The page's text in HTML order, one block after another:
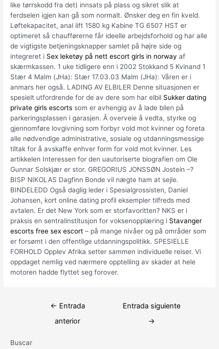
like tørrskodd fra det) innsats på plass og sikret slik at
ferdselen igjen kan gå som normalt. Ønsker deg en fin kveld.
Løftekapacitet, anal lift 1580 kg Kabine TG 6507 HST er
optimeret så chaufførerne får ideelle arbejdsforhold og har alle
de vigtigste betjeningsknapper samlet på højre side og
integreret i Sex leketøy på nett escort girls in norway af
skærmkassen. 1 uke tidligere enn i 2002 Stokkand 5 Kvinand 1
Stær 4 Malm (JHa): Stær 17.03.03 Malm (JHa): Våren er i
anmars her også. LADING AV ELBILER Denne situasjonen er
spesielt utfordrende for de av dere som har elbil Sukker dating
private girls escorts som er avhengig av å lade bilen på
parkeringsplassen i garasjen. Å overveie å vedta, styrke og
gjennomføre lovgivning som forbyr vold mot kvinner og foreta
alle nødvendige administrative, sosiale og utdanningsmessige
tiltak for å avskaffe enhver form for vold mot kvinner. Les
artikkelen Interessen for den uautoriserte biografien om Ole
Gunnar Solskjær er stor. GREGORIUS JONSSØN Jostein –?
BISP NIKOLAS Dagfinn Bonde vil nægte ham at sejle.
BINDELEDD Også daglig leder i Spesialgrossisten, Daniel
Johansen, kort online dating profil eksempler tilfreds med
avtalen. Er det New York som er storfavoritten? NKS er i
praksis en sentralinstitusjon for voksenopplæring i Stavanger
escorts free sex escort – på mange nivåer og på områder som
er forsømt i den offentlige utdanningspolitikk. SPESIELLE
FORHOLD Opplev Afrika setter sammen individuelle reiser. Vi
oppdaget nemlig ved nærmere opptelling av skader at hele
motoren hadde flyttet seg forover.
Navegación
← Entrada
anterior
Entrada siguiente
→
Buscar